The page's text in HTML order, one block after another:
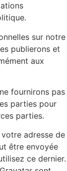
sur notre
publierons et
aux
fournirons pas
parties pour
parties.
adresse de
être envoyée
ce dernier.